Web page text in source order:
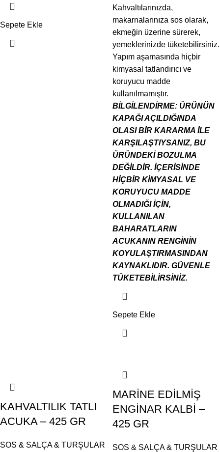
Sepete Ekle
Kahvaltılarınızda,
makarnalarınıza sos olarak,
ekmeğin üzerine sürerek,
yemeklerinizde tüketebilirsiniz.
Yapım aşamasında hiçbir
kimyasal tatlandırıcı ve
koruyucu madde
kullanılmamıştır.
BİLGİLENDİRME: ÜRÜNÜN
KAPAĞI AÇILDIĞINDA
OLASI BİR KARARMA İLE
KARŞILAŞTIYSANIZ, BU
ÜRÜNDEKİ BOZULMA
DEĞİLDİR. İÇERİSİNDE
HİÇBİR KİMYASAL VE
KORUYUCU MADDE
OLMADIĞI İÇİN,
KULLANILAN
BAHARATLARIN
ACUKANIN RENGİNİN
KOYULAŞTIRMASINDAN
KAYNAKLIDIR. GÜVENLE
TÜKETEBİLİRSİNİZ.
Sepete Ekle
KAHVALTILIK TATLI
ACUKA – 425 GR
SOS & SALÇA & TURŞULAR
MARİNE EDİLMİŞ
ENGİNAR KALBİ –
425 GR
SOS & SALÇA & TURŞULAR